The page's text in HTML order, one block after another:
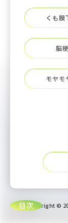
くも膜
脳
モヤモ
Copyright ©